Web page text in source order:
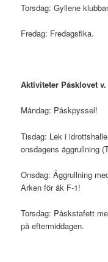
Torsdag: Gyllene
Fredag: Fredagsfika.
Aktiviteter Påsklovet v.
Måndag: Påskpyssel!
Tisdag: Lek i
onsdagens äggrullning
Onsdag: Äggrullning
Arken för åk F-1!
Torsdag: Påskstafett
på eftermiddagen.